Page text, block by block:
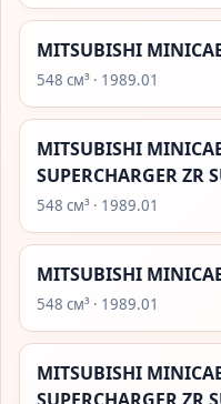
MITSUBISHI
548 см³ · 1989.01
MITSUBISHI
SUPERCHARGER ZR
548 см³ · 1989.01
MITSUBISHI
548 см³ · 1989.01
MITSUBISHI